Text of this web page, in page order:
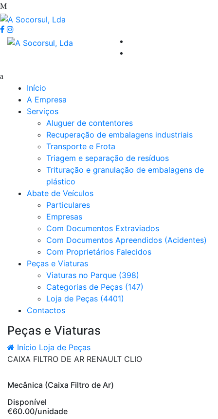
Início
A Empresa
Serviços
Aluguer de contentores
Recuperação de embalagens industriais
Transporte e Frota
Triagem e separação de resíduos
Trituração e granulação de embalagens de
plástico
Abate de Veículos
Particulares
Empresas
Com Documentos Extraviados
Com Documentos Apreendidos (Acidentes)
Com Proprietários Falecidos
Peças e Viaturas
Viaturas no Parque (398)
Categorias de Peças (147)
Loja de Peças (4401)
Contactos
Peças e Viaturas
Início Loja de Peças
CAIXA FILTRO DE AR RENAULT CLIO
Mecânica (Caixa Filtro de Ar)
Disponível
€60.00/unidade